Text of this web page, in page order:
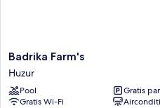
Badrika
Farm's
Huzur
Badrika Farm's
Huzur
Pool
Gratis
Gratis Wi-Fi